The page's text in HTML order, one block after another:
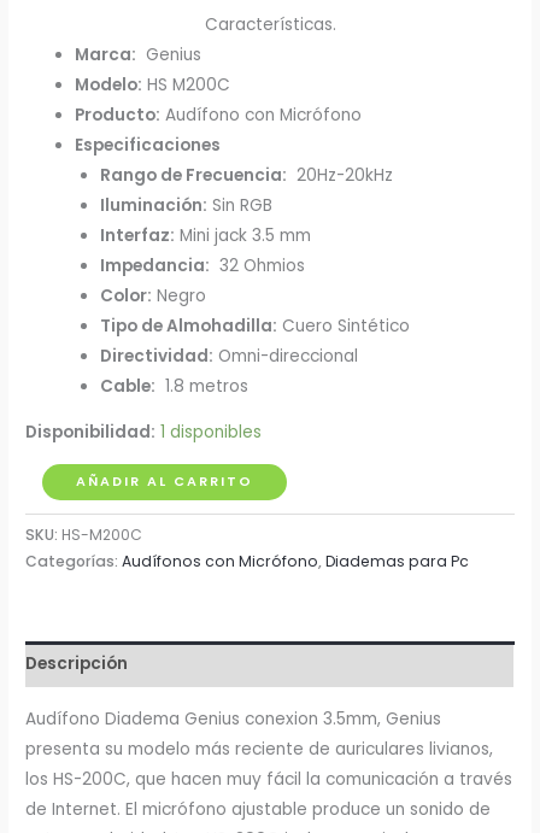
Características.
Marca: Genius
Modelo: HS M200C
Producto: Audífono con Micrófono
Especificaciones
Rango de Frecuencia: 20Hz-20kHz
Iluminación: Sin RGB
Interfaz: Mini jack 3.5 mm
Impedancia: 32 Ohmios
Color: Negro
Tipo de Almohadilla: Cuero Sintético
Directividad: Omni-direccional
Cable: 1.8 metros
Disponibilidad: 1 disponibles
Audífonos
con
Micrófono
Genius
cantidad
AÑADIR AL CARRITO
SKU: HS-M200C
Categorías:Audífonos con Micrófono,Diademas para Pc
Descripción
Audífono Diadema Genius conexion 3.5mm, Genius
presenta su modelo más reciente de auriculares livianos,
los HS-200C, que hacen muy fácil la comunicación a través
de Internet. El micrófono ajustable produce un sonido de